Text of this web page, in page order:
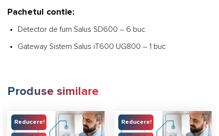
Pachetul contie:
Detector de fum Salus SD600 – 6 buc
Gateway Sistem Salus iT600 UG800 – 1 buc
Produse similare
Reducere! Reducere!